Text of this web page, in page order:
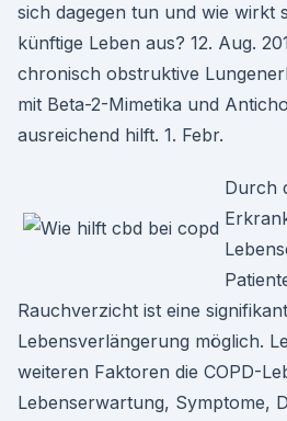
sich dagegen tun und wie wirkt
künftige Leben aus? 12. Aug.
chronisch obstruktive
mit Beta-2-Mimetika und
ausreichend hilft. 1. Febr.
Durch
Rauchverzicht ist eine
Lebensverlängerung möglich.
weiteren Faktoren die COPD-
Lebenserwartung, Symptome,